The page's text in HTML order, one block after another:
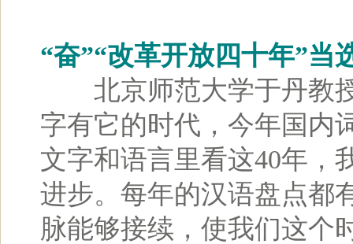
“奋”“改革开放四十年”当
北京师范大学于丹教授
字有它的时代，今年国内
文字和语言里看这40年，
进步。每年的汉语盘点都
脉能够接续，使我们这个